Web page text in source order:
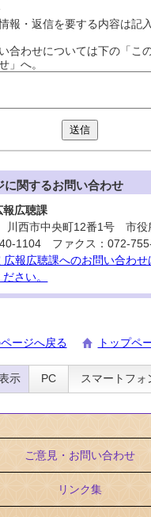
報・返信を要する内容は記
合わせについては下の「こ
」へ。
送信
に関するお問い合わせ
広聴課
西市中央町12番1号 市役
1104 ファクス：072-
広報広聴課へのお問い合わせ
さい。
ージへ戻る トップペ
示 PC スマートフォ
ご意見・お問い合わせ
リンク集